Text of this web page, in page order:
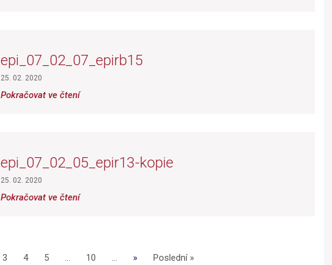
epi_07_02_07_epirb15
25. 02. 2020
Pokračovat ve čtení
epi_07_02_05_epir13-kopie
25. 02. 2020
Pokračovat ve čtení
3 4 5 ... 10 ... » Poslední »